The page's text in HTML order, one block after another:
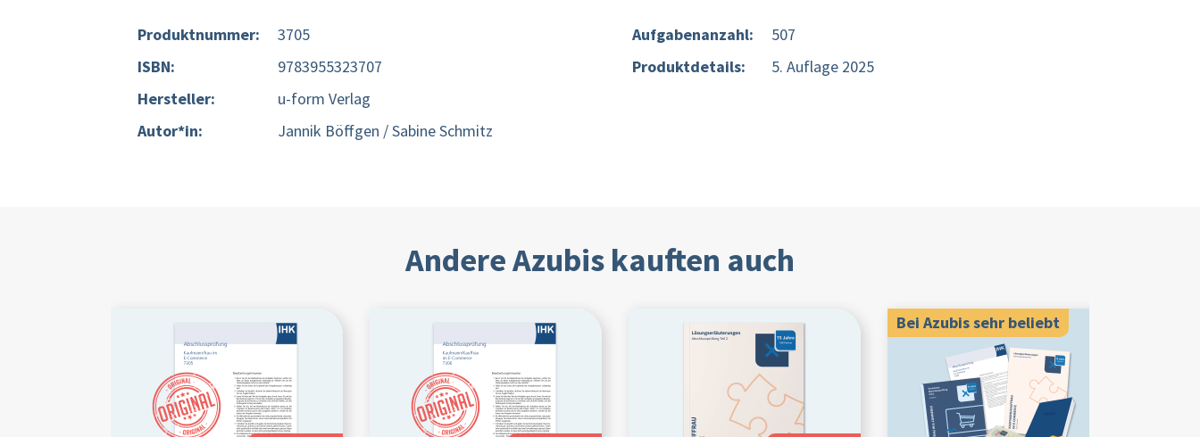
Produktnummer:
ISBN:
Hersteller:
Autor*in:
3705
9783955323707
u-form Verlag
Jannik Böffgen / Sabine Schmitz
Aufgabenanzahl:
Produktdetails:
507
5. Auflage 2025
Andere Azubis kauften auch
Bei Azubis sehr beliebt